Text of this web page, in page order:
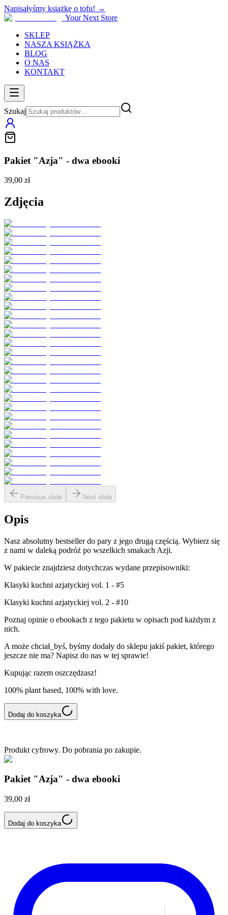
Napisałyśmy książkę o tofu! →
Your Next Store
SKLEP
NASZA KSIĄŻKA
BLOG
O NAS
KONTAKT
Szukaj
Pakiet "Azja" - dwa ebooki
39,00 zł
Zdjęcia
Previous slide Next slide
Opis
Nasz absolutny bestseller do pary z jego drugą częścią. Wybierz się
z nami w daleką podróż po wszelkich smakach Azji.
W pakiecie znajdziesz dotychczas wydane przepisowniki:
Klasyki kuchni azjatyckiej vol. 1 - #5
Klasyki kuchni azjatyckiej vol. 2 - #10
Poznaj opinie o ebookach z tego pakietu w opisach pod każdym z
nich.
A może chciał_byś, byśmy dodały do sklepu jakiś pakiet, którego
jeszcze nie ma? Napisz do nas w tej sprawie!
Kupując razem oszczędzasz!
100% plant based, 100% with love.
Dodaj do koszyka
Produkt cyfrowy. Do pobrania po zakupie.
Pakiet "Azja" - dwa ebooki
39,00 zł
Dodaj do koszyka